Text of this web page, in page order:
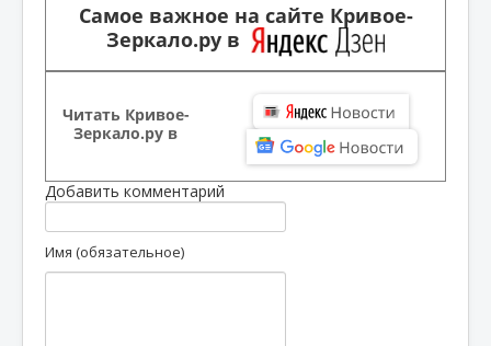
Самое важное на сайте Кривое-
Зеркало.ру в
Читать Кривое-
Зеркало.ру в
Добавить комментарий
Имя (обязательное)